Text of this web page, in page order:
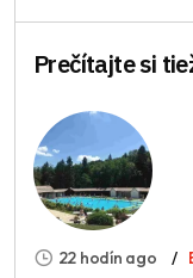
Prečítajte si
22 hodín ago